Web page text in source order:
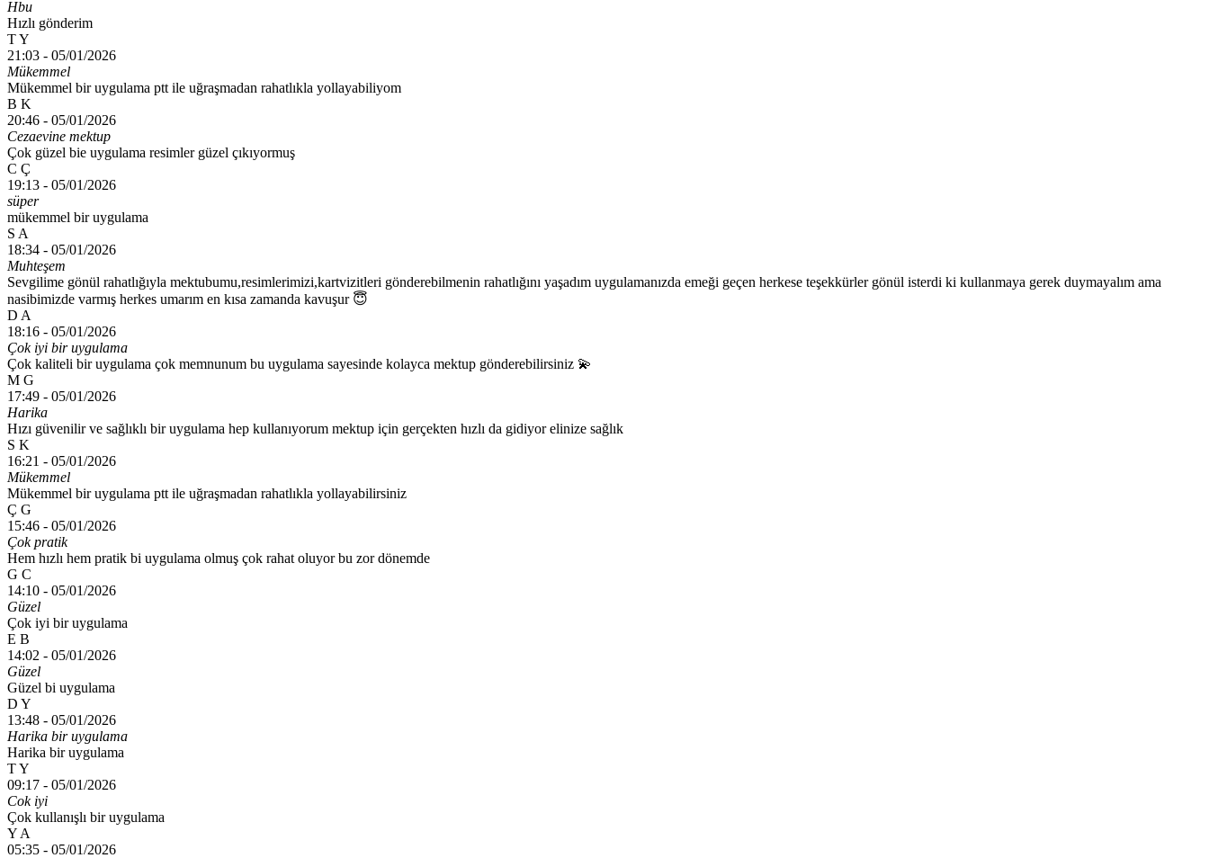
Hbu
Hızlı gönderim
T Y
21:03 - 05/01/2026
Mükemmel
Mükemmel bir uygulama ptt ile uğraşmadan rahatlıkla yollayabiliyom
B K
20:46 - 05/01/2026
Cezaevine mektup
Çok güzel bie uygulama resimler güzel çıkıyormuş
C Ç
19:13 - 05/01/2026
süper
mükemmel bir uygulama
S A
18:34 - 05/01/2026
Muhteşem
Sevgilime gönül rahatlığıyla mektubumu,resimlerimizi,kartvizitleri gönderebilmenin rahatlığını yaşadım uygulamanızda emeği geçen herkese teşekkürler gönül isterdi ki kullanmaya gerek duymayalım ama
nasibimizde varmış herkes umarım en kısa zamanda kavuşur 😇
D A
18:16 - 05/01/2026
Çok iyi bir uygulama
Çok kaliteli bir uygulama çok memnunum bu uygulama sayesinde kolayca mektup gönderebilirsiniz 💫
M G
17:49 - 05/01/2026
Harika
Hızı güvenilir ve sağlıklı bir uygulama hep kullanıyorum mektup için gerçekten hızlı da gidiyor elinize sağlık
S K
16:21 - 05/01/2026
Mükemmel
Mükemmel bir uygulama ptt ile uğraşmadan rahatlıkla yollayabilirsiniz
Ç G
15:46 - 05/01/2026
Çok pratik
Hem hızlı hem pratik bi uygulama olmuş çok rahat oluyor bu zor dönemde
G C
14:10 - 05/01/2026
Güzel
Çok iyi bir uygulama
E B
14:02 - 05/01/2026
Güzel
Güzel bi uygulama
D Y
13:48 - 05/01/2026
Harika bir uygulama
Harika bir uygulama
T Y
09:17 - 05/01/2026
Cok iyi
Çok kullanışlı bir uygulama
Y A
05:35 - 05/01/2026